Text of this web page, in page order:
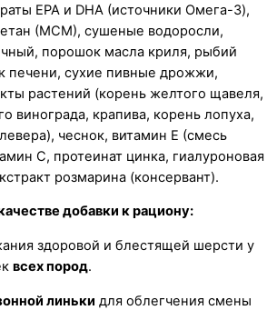
EPA и DHA (источники Омега-3),
(МСМ), сушеные водоросли,
порошок масла криля, рыбий
печени, сухие пивные дрожжи,
растений (корень желтого щавеля,
винограда, крапива, корень лопуха,
чеснок, витамин E (смесь
C, протеинат цинка, гиалуроновая
розмарина (консервант).
добавки к рациону:
здоровой и блестящей шерсти у
всех пород.
линьки для облегчения смены